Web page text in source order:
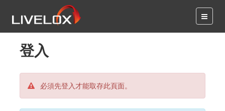
登入
必須先登入才能取存此頁面。